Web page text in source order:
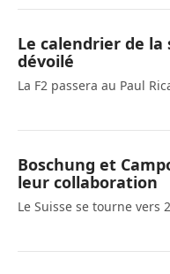
Le calendrier de la
dévoilé
La F2 passera au Paul
Boschung et
leur collaboration
Le Suisse se tourne vers